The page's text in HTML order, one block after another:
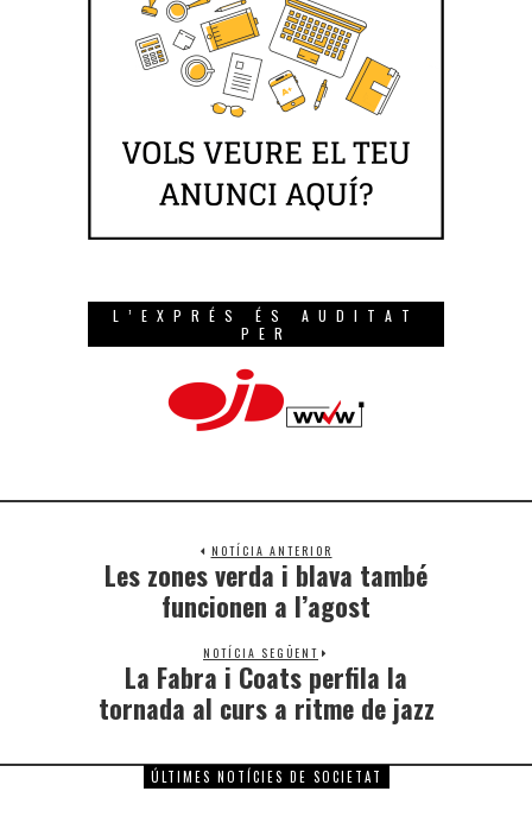
L’EXPRÉS ÉS AUDITAT
PER
NOTÍCIA ANTERIOR
Les zones verda i blava també
funcionen a l’agost
NOTÍCIA SEGÜENT
La Fabra i Coats perfila la
tornada al curs a ritme de jazz
ÚLTIMES NOTÍCIES DE SOCIETAT